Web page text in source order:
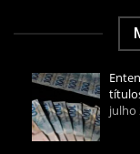
julho